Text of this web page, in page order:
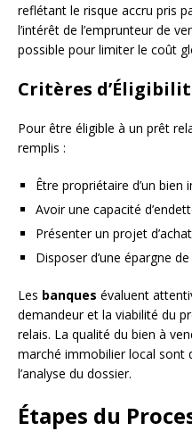
reflétant le risque accru pris
l’intérêt de l’emprunteur de
possible pour limiter le coût
Critères
Pour être éligible à un prêt
remplis :
Être propriétaire d’un bien
Avoir une capacité
Présenter un projet
Disposer d’une épargne
Les banques évaluent
demandeur et la viabilité du
relais. La qualité du bien à
marché immobilier local sont
l’analyse du dossier.
Étapes du